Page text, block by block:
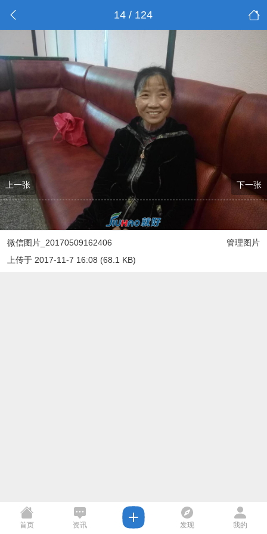
14 / 124
上一张 下一张
管理图片
微信图片_20170509162406
上传于 2017-11-7 16:08 (68.1 KB)
首页 资讯 发现 我的